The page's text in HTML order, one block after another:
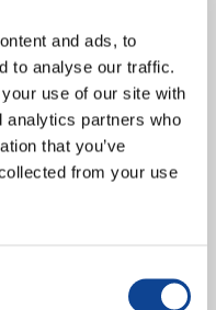
and ads, to
to analyse our traffic.
use of our site with
analytics partners who
that you’ve
from your use
webinar organizzato